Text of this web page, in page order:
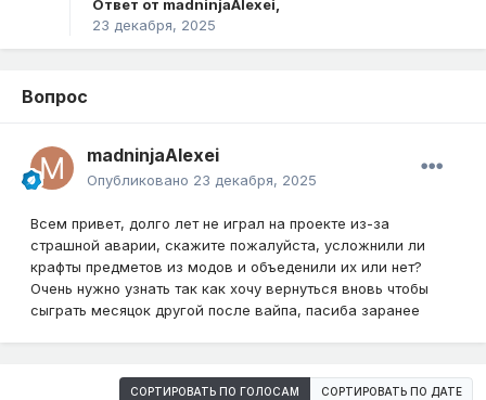
Ответ от madninjaAlexei,
23 декабря, 2025
Вопрос
madninjaAlexei
Опубликовано 23 декабря, 2025
Всем привет, долго лет не играл на проекте из-за
страшной аварии, скажите пожалуйста, усложнили ли
крафты предметов из модов и объеденили их или нет?
Очень нужно узнать так как хочу вернуться вновь чтобы
сыграть месяцок другой после вайпа, пасиба заранее
СОРТИРОВАТЬ ПО ГОЛОСАМ СОРТИРОВАТЬ ПО ДАТЕ